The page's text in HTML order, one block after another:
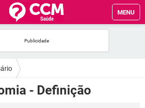
MENU
- Definição